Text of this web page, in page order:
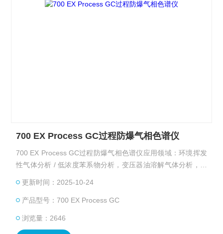
700 EX Process GC过程防爆气相色谱仪
700 EX Process GC过程防爆气相色谱仪应用领域：环境挥发
性气体分析 / 低浓度苯系物分析，变压器油溶解气体分析，石
更新时间：2025-10-24
产品型号：700 EX Process GC
浏览量：2646